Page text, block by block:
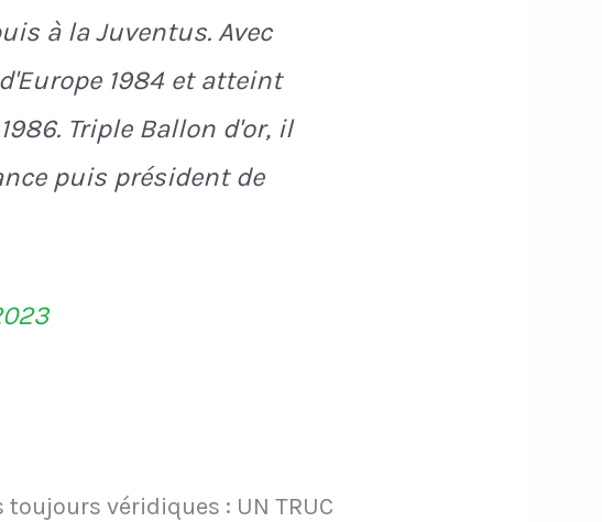
à la Juventus. Avec
1984 et atteint
Triple Ballon d'or, il
puis président de
véridiques : UN TRUC